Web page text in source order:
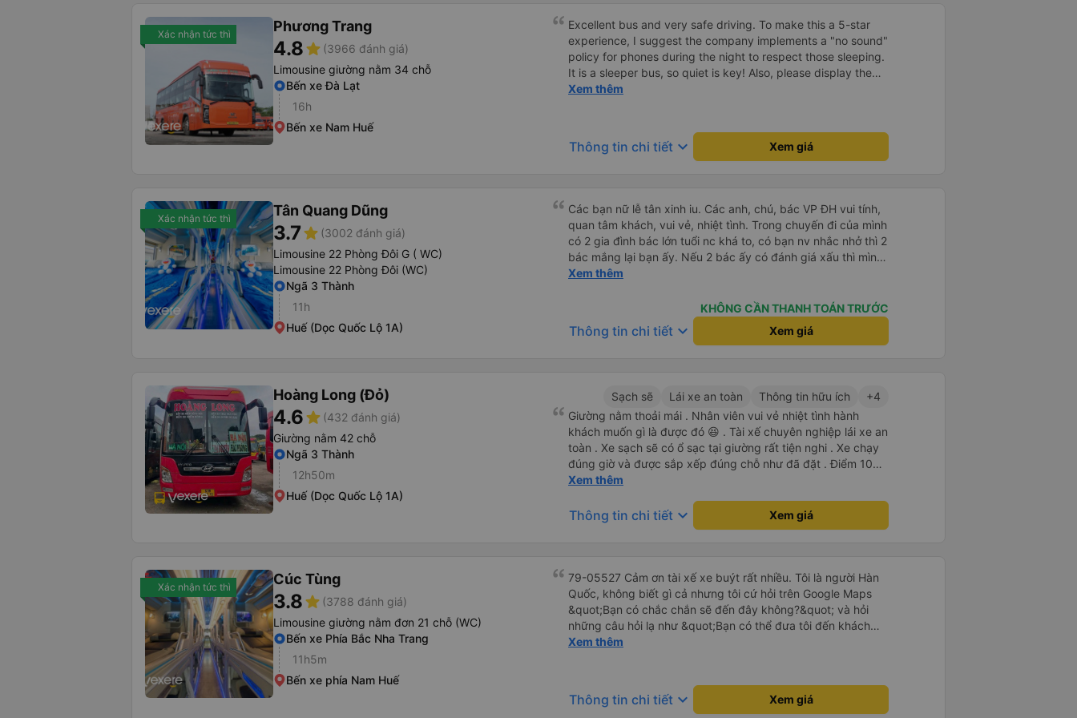
Xác nhận tức thì Phương Trang
4.8star (3966 đánh giá)
Limousine giường nằm 34 chỗ
Bến xe Đà Lạt
16h
Bến xe Nam Huế
Excellent bus and very safe driving. To make this a 5-star
experience, I suggest the company implements a "no sound"
policy for phones during the night to respect those sleeping.
It is a sleeper bus, so quiet is key! Also, please display the
Wi-Fi password clearly inside the cabin for convenience. I
hơn, tôi góp ý nhà xe nên có quy định rõ ràng về việc giữ im
lặng (tắt âm thanh điện thoại) vào ban đêm để tránh làm
Tôi vẫn sẽ tiếp tục ủng hộ nhà xe trong tương lai!
Xem thêm
Thông tin chi tiết keyboard_arrow_down Xem giá
Xác nhận tức thì Tân Quang Dũng
3.7star (3002 đánh giá)
Limousine 22 Phòng Đôi G ( WC)
Limousine 22 Phòng Đôi (WC)
Ngã 3 Thành
11h
Huế (Dọc Quốc Lộ 1A)
Các bạn nữ lễ tân xinh iu. Các anh, chú, bác VP ĐH vui tính,
quan tâm khách, vui vẻ, nhiệt tình. Trong chuyến đi của mình
có 2 gia đình bác lớn tuổi nc khá to, có bạn nv nhắc nhở thì 2
bác mắng lại bạn ấy. Nếu 2 bác ấy có đánh giá xấu thì mình
ngược lại nha. Bạn ấy nhắc nhở rất đúng. 2 bác nói rất to. To
nhau xuất hiện trong giấc mơ của mình luôn. Nên nếu bạn ấy
bị phản ánh thì đừng trừ lương bạn ấy nha. Nếu bạn ấy bị trừ
thì bảo bạn ấy liên hệ sđt của mình, mình hỗ trợ ạ. Số mình
lần xe rẽ 1 cái là ✈️ Ít đi xe khách nhưng đủ để đánh giá
10/10.
Xem thêm
KHÔNG CẦN THANH TOÁN TRƯỚC
Thông tin chi tiết keyboard_arrow_down Xem giá
Hoàng Long (Đỏ)
4.6star (432 đánh giá)
Giường nằm 42 chỗ
Ngã 3 Thành
12h50m
Huế (Dọc Quốc Lộ 1A)
Sạch sẽ Lái xe an toàn Thông tin hữu ích
+4
Giường nằm thoải mái . Nhân viên vui vẻ nhiệt tình hành
khách muốn gì là được đó 😆 . Tài xế chuyên nghiệp lái xe an
toàn . Xe sạch sẽ có ổ sạc tại giường rất tiện nghi . Xe chạy
đúng giờ và được sắp xếp đúng chỗ như đã đặt . Điểm 10
cho hoàng long đỏ 👍
Xem thêm
Thông tin chi tiết keyboard_arrow_down Xem giá
Xác nhận tức thì Cúc Tùng
3.8star (3788 đánh giá)
Limousine giường nằm đơn 21 chỗ (WC)
Bến xe Phía Bắc Nha Trang
11h5m
Bến xe phía Nam Huế
79-05527 Cảm ơn tài xế xe buýt rất nhiều. Tôi là người Hàn
Quốc, không biết gì cả nhưng tôi cứ hỏi trên Google Maps
&quot;Bạn có chắc chắn sẽ đến đây không?&quot; và hỏi
những câu hỏi lạ như &quot;Bạn có thể đưa tôi đến khách
sạn của chúng tôi không?&quot; Nhưng tài xế đã quan tâm.
và thậm chí còn đón tôi tại khách sạn bằng xe limousine vào
buổi sáng. ngu ngốc đến mức tôi nghĩ tài xế đã giúp tôi. Nếu
Xem thêm
Thông tin chi tiết keyboard_arrow_down Xem giá